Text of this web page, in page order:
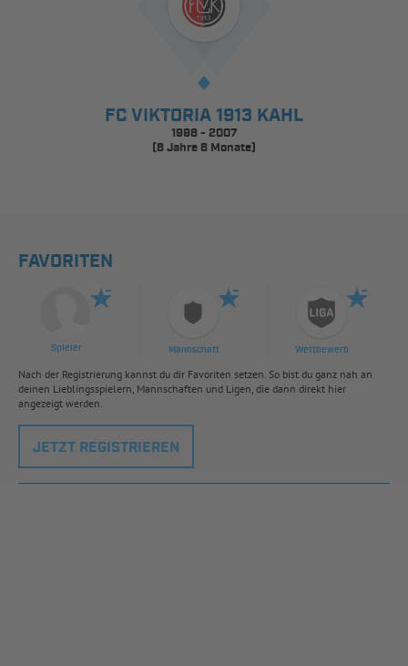
FC VIKTORIA 1913 KAHL
1998 - 2007
(8 Jahre 8 Monate)
FAVORITEN
Spieler Mannschaft Wettbewerb
Nach der Registrierung kannst du dir Favoriten setzen. So bist du ganz nah an
deinen Lieblingsspielern, Mannschaften und Ligen, die dann direkt hier
angezeigt werden.
JETZT REGISTRIEREN